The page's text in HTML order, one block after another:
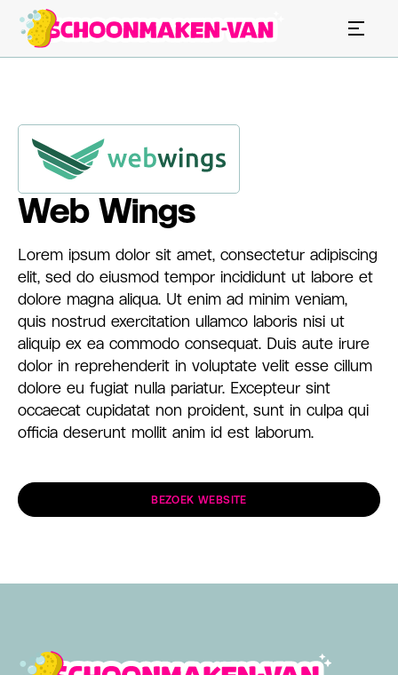
Web Wings
Lorem ipsum dolor sit amet, consectetur adipiscing
elit, sed do eiusmod tempor incididunt ut labore et
dolore magna aliqua. Ut enim ad minim veniam,
quis nostrud exercitation ullamco laboris nisi ut
aliquip ex ea commodo consequat. Duis aute irure
dolor in reprehenderit in voluptate velit esse cillum
dolore eu fugiat nulla pariatur. Excepteur sint
occaecat cupidatat non proident, sunt in culpa qui
officia deserunt mollit anim id est laborum.
BEZOEK WEBSITE